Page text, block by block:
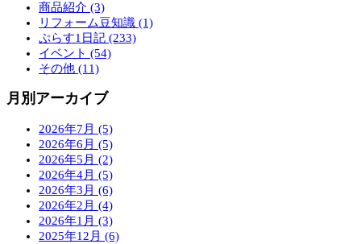
商品紹介 (3)
リフォーム豆知識 (1)
ぷらす1日記 (233)
イベント (54)
その他 (11)
月別アーカイブ
2026年7月 (5)
2026年6月 (5)
2026年5月 (2)
2026年4月 (5)
2026年3月 (6)
2026年2月 (4)
2026年1月 (3)
2025年12月 (6)